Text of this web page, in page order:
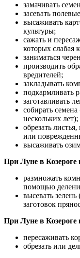
замачивать
засевать
высаживать
культуры;
сажать и
которых слабая
заниматься
производить
вредителей;
закладывать
подкармливать
заготавливать
собирать
нескольких лет);
обрезать
или
высаживать
При Луне в Козероге
размножать
помощью
высевать
заготовок
При Луне в Козероге
пересаживать
обрезать или